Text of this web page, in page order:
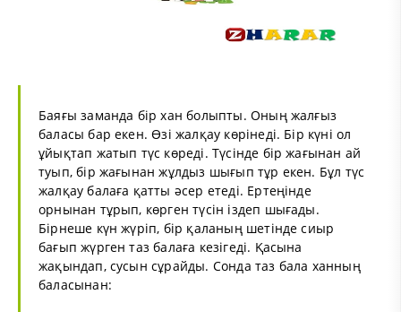
Баяғы заманда бір хан болыпты. Оның жалғыз
баласы бар екен. Өзі жалқау көрінеді. Бір күні ол
ұйықтап жатып түс көреді. Түсінде бір жағынан ай
туып, бір жағынан жұлдыз шығып тұр екен. Бұл түс
жалқау балаға қатты әсер етеді. Ертеңінде
орнынан тұрып, көрген түсін іздеп шығады.
Бірнеше күн жүріп, бір қаланың шетінде сиыр
бағып жүрген таз балаға кезігеді. Қасына
жақындап, сусын сұрайды. Сонда таз бала ханның
баласынан: